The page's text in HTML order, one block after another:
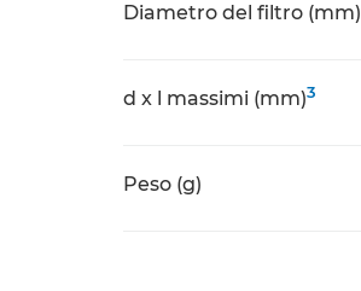
Diametro del filtro (mm)
d x l massimi (mm)3
Peso (g)